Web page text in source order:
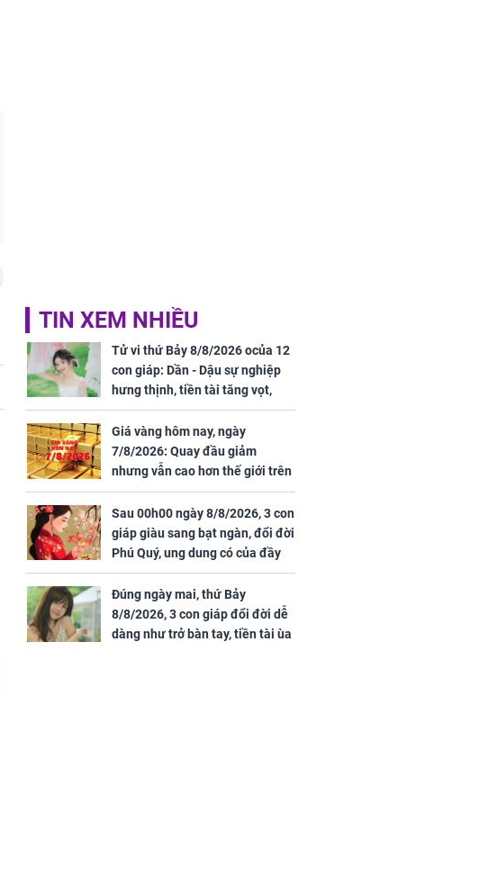
TIN XEM NHIỀU
Tử vi thứ Bảy 8/8/2026 ocủa 12
con giáp: Dần - Dậu sự nghiệp
hưng thịnh, tiền tài tăng vọt,
Mão - Thân công việc bất trắc,
tiền mất tật mang
Giá vàng hôm nay, ngày
7/8/2026: Quay đầu giảm
nhưng vẫn cao hơn thế giới trên
7 triệu đồng
Sau 00h00 ngày 8/8/2026, 3 con
giáp giàu sang bạt ngàn, đổi đời
Phú Quý, ung dung có của đầy
nhà, ngày càng hưng thịnh sung
túc
Đúng ngày mai, thứ Bảy
8/8/2026, 3 con giáp đổi đời dễ
dàng như trở bàn tay, tiền tài ùa